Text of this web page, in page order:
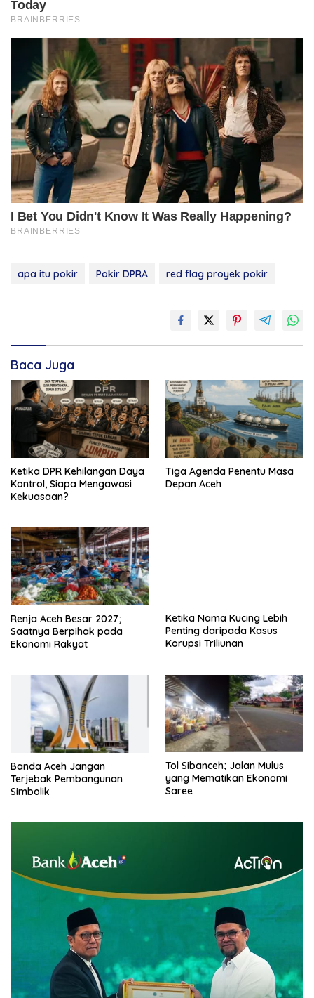
apa itu pokir Pokir DPRA red flag proyek pokir
Baca Juga
Ketika DPR Kehilangan Daya
Kontrol, Siapa Mengawasi
Kekuasaan?
Tiga Agenda Penentu Masa
Depan Aceh
Renja Aceh Besar 2027;
Saatnya Berpihak pada
Ekonomi Rakyat
Ketika Nama Kucing Lebih
Penting daripada Kasus
Korupsi Triliunan
Banda Aceh Jangan
Terjebak Pembangunan
Simbolik
Tol Sibanceh; Jalan Mulus
yang Mematikan Ekonomi
Saree